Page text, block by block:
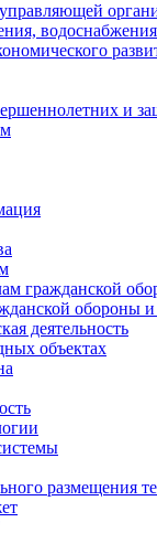
и
гражданской
обороны
деятельность
объектах
размещения